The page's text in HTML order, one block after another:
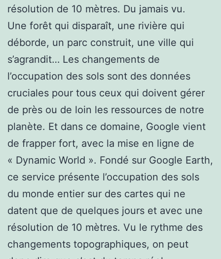
résolution de 10 mètres. Du jamais vu.
Une forêt qui disparaît, une rivière qui
déborde, un parc construit, une ville qui
s’agrandit… Les changements de
l’occupation des sols sont des données
cruciales pour tous ceux qui doivent gérer
de près ou de loin les ressources de notre
planète. Et dans ce domaine, Google vient
de frapper fort, avec la mise en ligne de
« Dynamic World ». Fondé sur Google Earth,
ce service présente l’occupation des sols
du monde entier sur des cartes qui ne
datent que de quelques jours et avec une
résolution de 10 mètres. Vu le rythme des
changements topographiques, on peut